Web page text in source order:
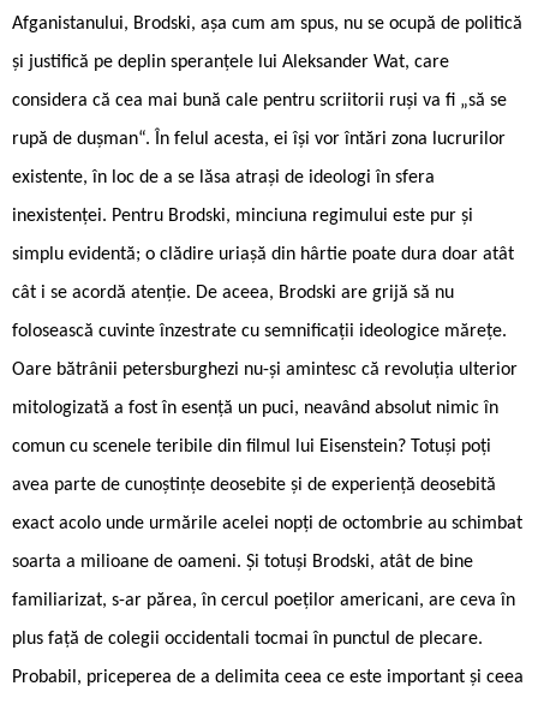
Afganistanului, Brodski, așa cum am spus, nu se ocupă de politică
și justifică pe deplin speranțele lui Aleksander Wat, care
considera că cea mai bună cale pentru scriitorii ruși va fi „să se
rupă de dușman“. În felul acesta, ei își vor întări zona lucrurilor
existente, în loc de a se lăsa atrași de ideologi în sfera
inexistenței. Pentru Brodski, minciuna regimului este pur și
simplu evidentă; o clădire uriașă din hârtie poate dura doar atât
cât i se acordă atenție. De aceea, Brodski are grijă să nu
folosească cuvinte înzestrate cu semnificații ideologice mărețe.
Oare bătrânii petersburghezi nu-și amintesc că revoluția ulterior
mitologizată a fost în esență un puci, neavând absolut nimic în
comun cu scenele teribile din filmul lui Eisenstein? Totuși poți
avea parte de cunoștințe deosebite și de experiență deosebită
exact acolo unde urmările acelei nopți de octombrie au schimbat
soarta a milioane de oameni. Și totuși Brodski, atât de bine
familiarizat, s-ar părea, în cercul poeților americani, are ceva în
plus față de colegii occidentali tocmai în punctul de plecare.
Probabil, priceperea de a delimita ceea ce este important și ceea